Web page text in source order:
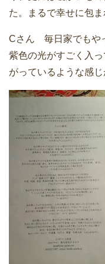
た。まるで幸せに包ま
Cさん 毎日家でもや
紫色の光がすごく入
がっているような感